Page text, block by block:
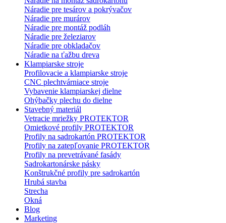
Náradie pre tesárov a pokrývačov
Náradie pre murárov
Náradie pre montáž podláh
Náradie pre železiarov
Náradie pre obkladačov
Náradie na ťažbu dreva
Klampiarske stroje
Profilovacie a klampiarske stroje
CNC plechtvárniace stroje
Vybavenie klampiarskej dielne
Ohýbačky plechu do dielne
Stavebný materiál
Vetracie mriežky PROTEKTOR
Omietkové profily PROTEKTOR
Profily na sadrokartón PROTEKTOR
Profily na zatepľovanie PROTEKTOR
Profily na prevetrávané fasády
Sadrokartonárske pásky
Konštrukčné profily pre sadrokartón
Hrubá stavba
Strecha
Okná
Blog
Marketing